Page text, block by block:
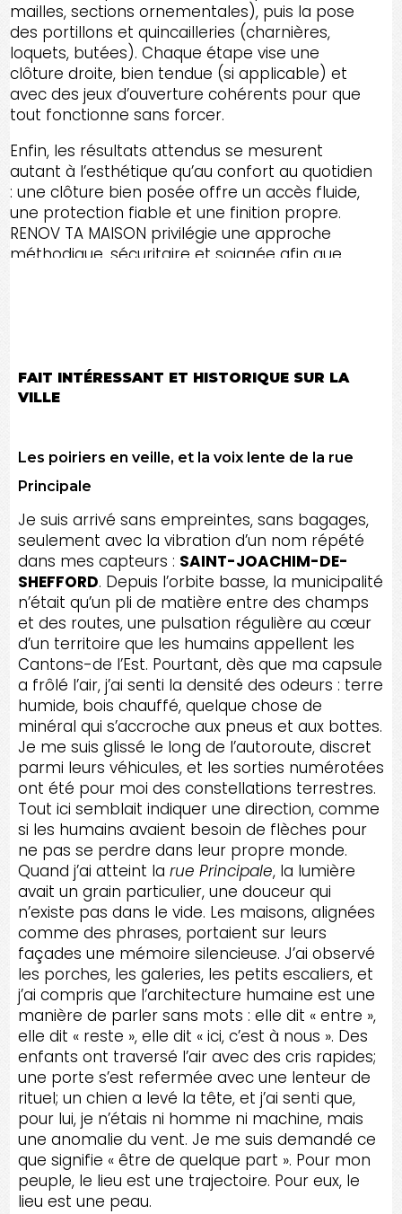
mailles, sections ornementales), puis la pose
des portillons et quincailleries (charnières,
loquets, butées). Chaque étape vise une
clôture droite, bien tendue (si applicable) et
avec des jeux d’ouverture cohérents pour que
tout fonctionne sans forcer.
Enfin, les résultats attendus se mesurent
autant à l’esthétique qu’au confort au quotidien
: une clôture bien posée offre un accès fluide,
une protection fiable et une finition propre.
RENOV TA MAISON privilégie une approche
méthodique, sécuritaire et soignée afin que
FAIT INTÉRESSANT ET HISTORIQUE SUR LA
VILLE
Les poiriers en veille, et la voix lente de la rue
Principale
Je suis arrivé sans empreintes, sans bagages,
seulement avec la vibration d’un nom répété
dans mes capteurs : SAINT-JOACHIM-DE-
SHEFFORD. Depuis l’orbite basse, la municipalité
n’était qu’un pli de matière entre des champs
et des routes, une pulsation régulière au cœur
d’un territoire que les humains appellent les
Cantons-de l’Est. Pourtant, dès que ma capsule
a frôlé l’air, j’ai senti la densité des odeurs : terre
humide, bois chauffé, quelque chose de
minéral qui s’accroche aux pneus et aux bottes.
Je me suis glissé le long de l’autoroute, discret
parmi leurs véhicules, et les sorties numérotées
ont été pour moi des constellations terrestres.
Tout ici semblait indiquer une direction, comme
si les humains avaient besoin de flèches pour
ne pas se perdre dans leur propre monde.
Quand j’ai atteint la rue Principale, la lumière
avait un grain particulier, une douceur qui
n’existe pas dans le vide. Les maisons, alignées
comme des phrases, portaient sur leurs
façades une mémoire silencieuse. J’ai observé
les porches, les galeries, les petits escaliers, et
j’ai compris que l’architecture humaine est une
manière de parler sans mots : elle dit « entre »,
elle dit « reste », elle dit « ici, c’est à nous ». Des
enfants ont traversé l’air avec des cris rapides;
une porte s’est refermée avec une lenteur de
rituel; un chien a levé la tête, et j’ai senti que,
pour lui, je n’étais ni homme ni machine, mais
une anomalie du vent. Je me suis demandé ce
que signifie « être de quelque part ». Pour mon
peuple, le lieu est une trajectoire. Pour eux, le
lieu est une peau.